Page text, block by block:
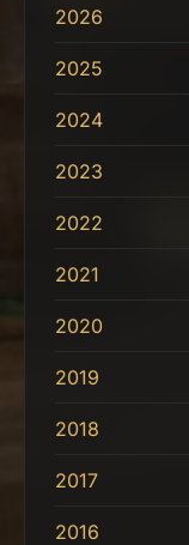
2026
2025
2024
2023
2022
2021
2020
2019
2018
2017
2016